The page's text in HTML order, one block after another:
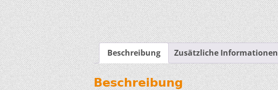
Beschreibung Zusätzliche Informationen
Beschreibung